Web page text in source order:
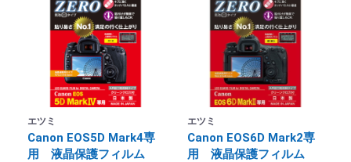
エツミ
Canon EOS5D Mark4専
用 液晶保護フィルム
エツミ
Canon EOS6D Mark2専
用 液晶保護フィルム